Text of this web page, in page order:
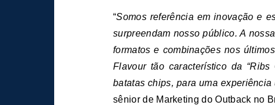
“Somos referência em inovação e
surpreendam nosso público. A
formatos e combinações nos
Flavour tão característico da
batatas chips, para uma
sênior de Marketing do Outback no